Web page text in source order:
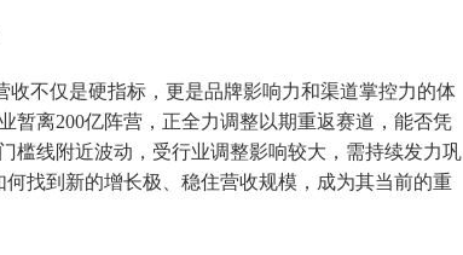
收不仅是硬指标，更是品牌影响力和渠道掌控力的体
暂离200亿阵营，正全力调整以期重返赛道，能否凭
槛线附近波动，受行业调整影响较大，需持续发力巩
找到新的增长极、稳住营收规模，成为其当前的重